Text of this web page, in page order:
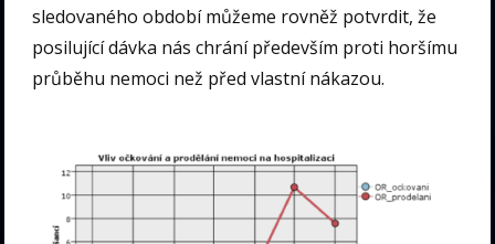
sledovaného období můžeme rovněž potvrdit, že
posilující dávka nás chrání především proti horšímu
průběhu nemoci než před vlastní nákazou.